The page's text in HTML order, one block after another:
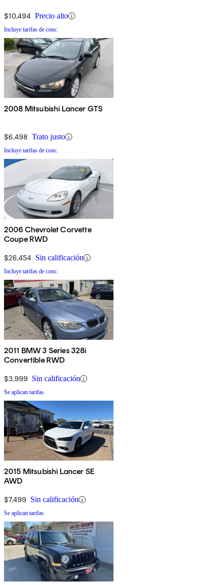
$10,494 Precio alto
Incluye tarifas de conc.
2008 Mitsubishi Lancer GTS
$6,498 Trato justo
Incluye tarifas de conc.
2006 Chevrolet Corvette
Coupe RWD
$26,454 Sin calificación
Incluye tarifas de conc.
2011 BMW 3 Series 328i
Convertible RWD
$3,999 Sin calificación
Se aplican tarifas
2015 Mitsubishi Lancer SE
AWD
$7,499 Sin calificación
Se aplican tarifas